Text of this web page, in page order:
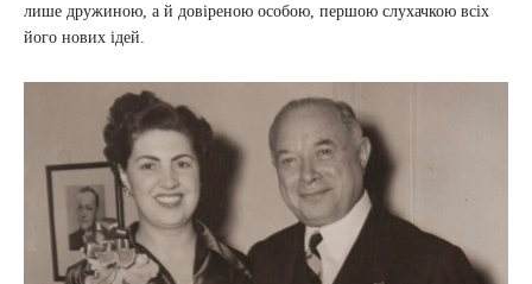
лише дружиною, а й довіреною особою, першою слухачкою всіх
його нових ідей.